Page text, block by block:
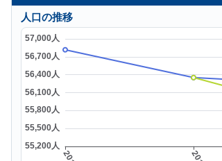
人口の推移